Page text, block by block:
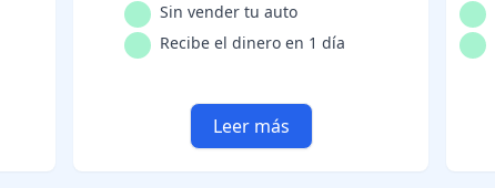
Sin vender tu auto
Recibe el dinero en 1 día
Leer más